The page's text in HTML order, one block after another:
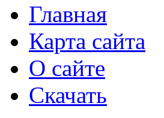
Главная
Карта сайта
О сайте
Скачать